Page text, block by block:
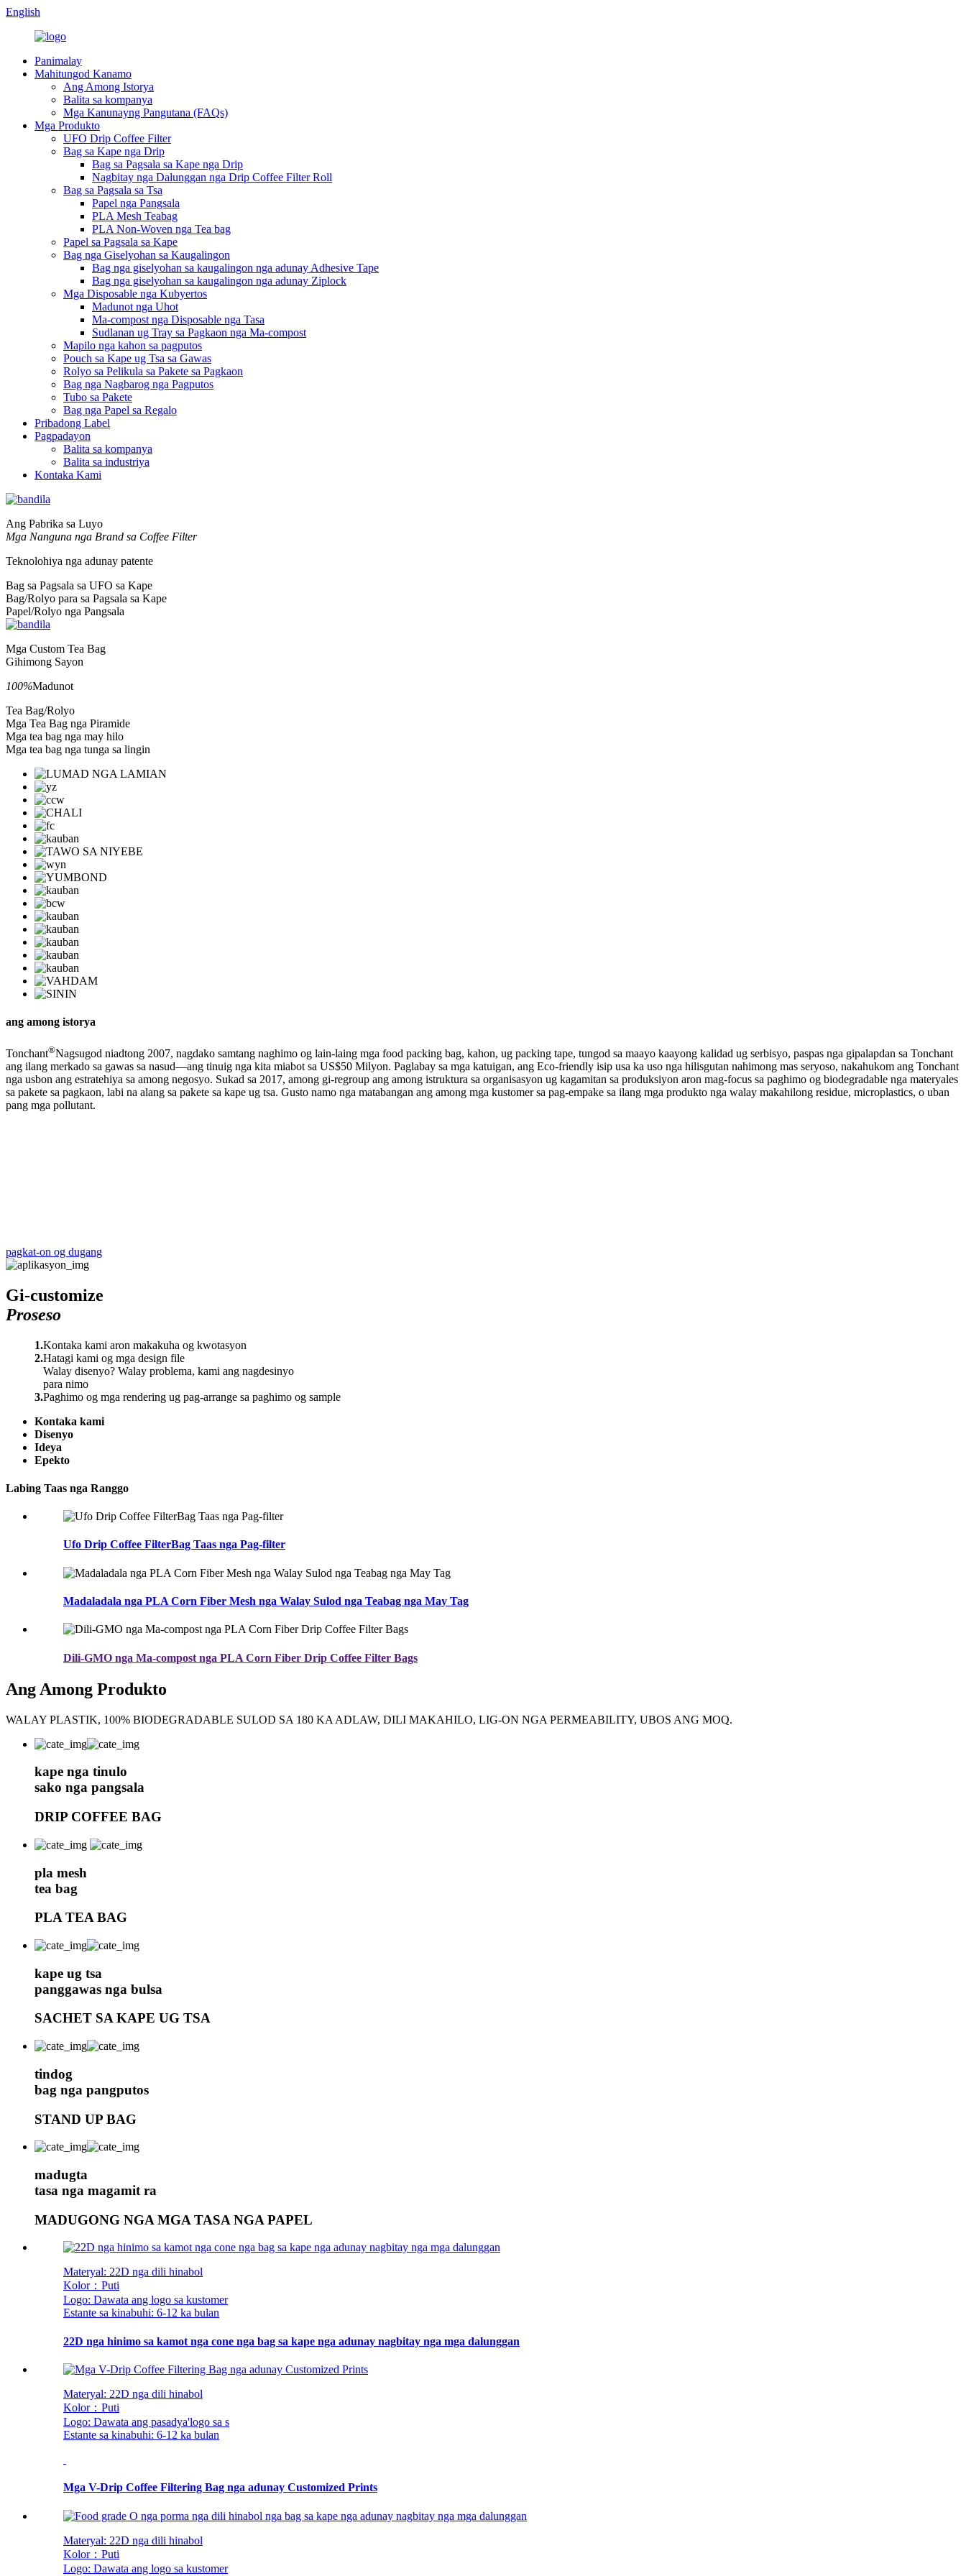
English
Panimalay
Mahitungod Kanamo
Ang Among Istorya
Balita sa kompanya
Mga Kanunayng Pangutana (FAQs)
Mga Produkto
UFO Drip Coffee Filter
Bag sa Kape nga Drip
Bag sa Pagsala sa Kape nga Drip
Nagbitay nga Dalunggan nga Drip Coffee Filter Roll
Bag sa Pagsala sa Tsa
Papel nga Pangsala
PLA Mesh Teabag
PLA Non-Woven nga Tea bag
Papel sa Pagsala sa Kape
Bag nga Giselyohan sa Kaugalingon
Bag nga giselyohan sa kaugalingon nga adunay Adhesive Tape
Bag nga giselyohan sa kaugalingon nga adunay Ziplock
Mga Disposable nga Kubyertos
Madunot nga Uhot
Ma-compost nga Disposable nga Tasa
Sudlanan ug Tray sa Pagkaon nga Ma-compost
Mapilo nga kahon sa pagputos
Pouch sa Kape ug Tsa sa Gawas
Rolyo sa Pelikula sa Pakete sa Pagkaon
Bag nga Nagbarog nga Pagputos
Tubo sa Pakete
Bag nga Papel sa Regalo
Pribadong Label
Pagpadayon
Balita sa kompanya
Balita sa industriya
Kontaka Kami
Ang Pabrika sa Luyo
Mga Nanguna nga Brand sa Coffee Filter
Teknolohiya nga adunay patente
Bag sa Pagsala sa UFO sa Kape
Bag/Rolyo para sa Pagsala sa Kape
Papel/Rolyo nga Pangsala
Mga Custom Tea Bag
Gihimong Sayon
100%Madunot
Tea Bag/Rolyo
Mga Tea Bag nga Piramide
Mga tea bag nga may hilo
Mga tea bag nga tunga sa lingin
ang among istorya
Tonchant®Nagsugod niadtong 2007, nagdako samtang naghimo og lain-laing mga food packing bag, kahon, ug packing tape, tungod sa maayo kaayong kalidad ug serbisyo, paspas nga gipalapdan sa Tonchant
ang ilang merkado sa gawas sa nasud—ang tinuig nga kita miabot sa US$50 Milyon. Paglabay sa mga katuigan, ang Eco-friendly isip usa ka uso nga hilisgutan nahimong mas seryoso, nakahukom ang Tonchant
nga usbon ang estratehiya sa among negosyo. Sukad sa 2017, among gi-regroup ang among istruktura sa organisasyon ug kagamitan sa produksiyon aron mag-focus sa paghimo og biodegradable nga materyales
sa pakete sa pagkaon, labi na alang sa pakete sa kape ug tsa. Gusto namo nga matabangan ang among mga kustomer sa pag-empake sa ilang mga produkto nga walay makahilong residue, microplastics, o uban
pang mga pollutant.
pagkat-on og dugang
Gi-customize
Proseso
1.Kontaka kami aron makakuha og kwotasyon
2.Hatagi kami og mga design file
Walay disenyo? Walay problema, kami ang nagdesinyo
para nimo
3.Paghimo og mga rendering ug pag-arrange sa paghimo og sample
Kontaka kami
Disenyo
Ideya
Epekto
Labing Taas nga Ranggo
Ufo Drip Coffee FilterBag Taas nga Pag-filter
Madaladala nga PLA Corn Fiber Mesh nga Walay Sulod nga Teabag nga May Tag
Dili-GMO nga Ma-compost nga PLA Corn Fiber Drip Coffee Filter Bags
Ang Among Produkto
WALAY PLASTIK, 100% BIODEGRADABLE SULOD SA 180 KA ADLAW, DILI MAKAHILO, LIG-ON NGA PERMEABILITY, UBOS ANG MOQ.
kape nga tinulo
sako nga pangsala
DRIP COFFEE BAG
pla mesh
tea bag
PLA TEA BAG
kape ug tsa
panggawas nga bulsa
SACHET SA KAPE UG TSA
tindog
bag nga pangputos
STAND UP BAG
madugta
tasa nga magamit ra
MADUGONG NGA MGA TASA NGA PAPEL
Materyal: 22D nga dili hinabol
Kolor：Puti
Logo: Dawata ang logo sa kustomer
Estante sa kinabuhi: 6-12 ka bulan
22D nga hinimo sa kamot nga cone nga bag sa kape nga adunay nagbitay nga mga dalunggan
Materyal: 22D nga dili hinabol
Kolor：Puti
Logo: Dawata ang pasadya'logo sa s
Estante sa kinabuhi: 6-12 ka bulan
Mga V-Drip Coffee Filtering Bag nga adunay Customized Prints
Materyal: 22D nga dili hinabol
Kolor：Puti
Logo: Dawata ang logo sa kustomer